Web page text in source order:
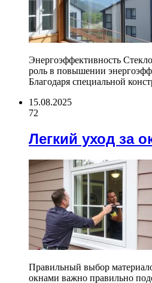
Энергоэффективность
роль в повышении
Благодаря специальной
15.08.2025
72
Легкий уход за
Правильный выбор
окнами важно правильно